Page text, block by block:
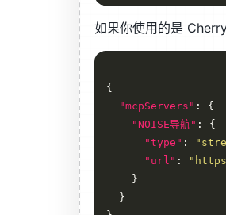
如果你使用的是
"mcpServers"
"NOISE导航"
"type" :
"url" :